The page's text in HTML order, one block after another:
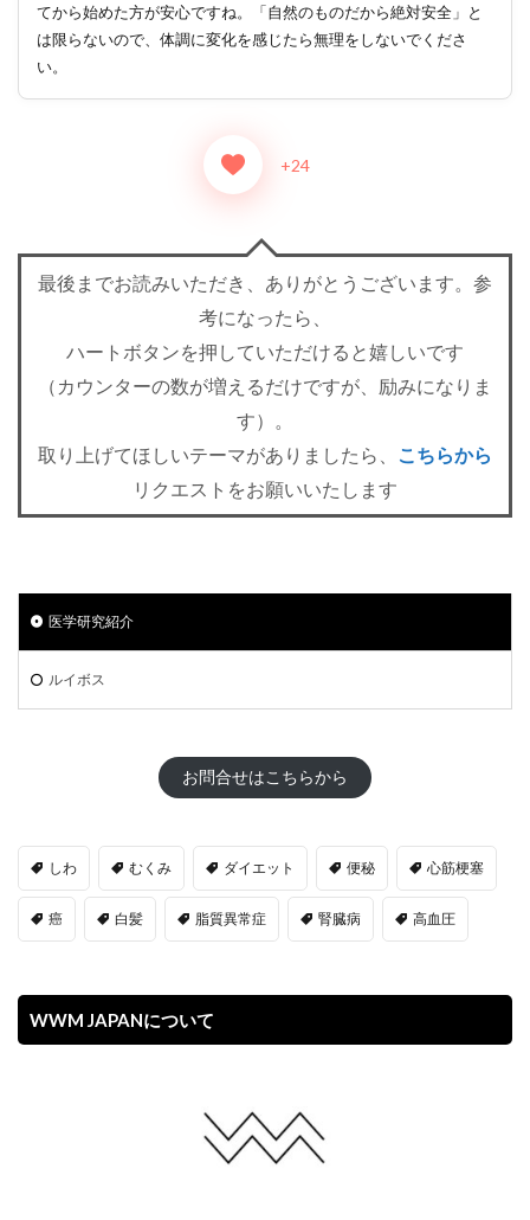
てから始めた方が安心ですね。「自然のものだから絶対安全」と
は限らないので、体調に変化を感じたら無理をしないでくださ
い。
+24
最後までお読みいただき、ありがとうございます。参
考になったら、
ハートボタンを押していただけると嬉しいです
（カウンターの数が増えるだけですが、励みになりま
す）。
取り上げてほしいテーマがありましたら、
こちらから
リクエストをお願いいたします
医学研究紹介
ルイボス
お問合せはこちらから
しわ むくみ ダイエット 便秘 心筋梗塞
癌 白髪 脂質異常症 腎臓病 高血圧
WWM JAPANについて